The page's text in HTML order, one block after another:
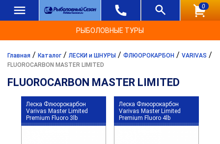
0
РЫБОЛОВНЫЕ ТУРЫ
Главная / Каталог / ЛЕСКИ и ШНУРЫ / ФЛЮОРОКАРБОН / VARIVAS /
FLUOROCARBON MASTER LIMITED
FLUOROCARBON MASTER LIMITED
Леска Флюорокарбон
Varivas Master Limited
Premium Fluoro 3lb
Леска Флюорокарбон
Varivas Master Limited
Premium Fluoro 4lb